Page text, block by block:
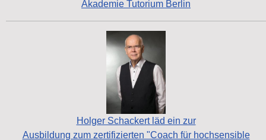
Akademie Tutorium Berlin
Holger Schackert läd ein zur
Ausbildung zum zertifizierten "Coach für hochsensible